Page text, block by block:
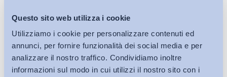
Questo sito web utilizza i cookie
Utilizziamo i cookie per personalizzare contenuti ed
annunci, per fornire funzionalità dei social media e per
analizzare il nostro traffico. Condividiamo inoltre
informazioni sul modo in cui utilizzi il nostro sito con i